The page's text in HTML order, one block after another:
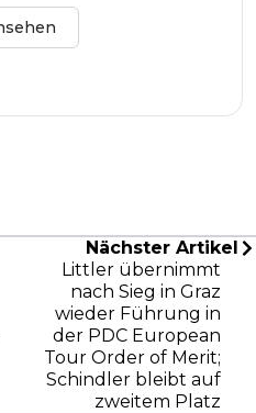
Nächster Artikel
Littler übernimmt
nach Sieg in Graz
wieder Führung in
der PDC European
Tour Order of Merit;
Schindler bleibt auf
zweitem Platz